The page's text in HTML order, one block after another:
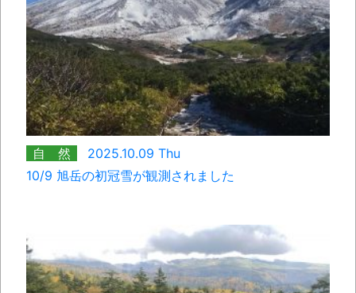
自 然
2025.10.09 Thu
10/9 旭岳の初冠雪が観測されました